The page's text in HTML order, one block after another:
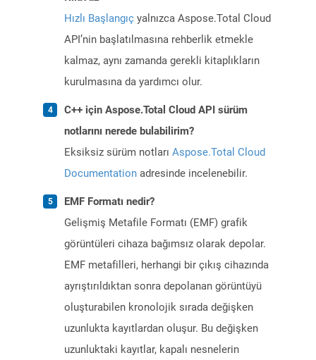
Hızlı Başlangıç yalnızca Aspose.Total Cloud
API’nin başlatılmasına rehberlik etmekle
kalmaz, aynı zamanda gerekli kitaplıkların
kurulmasına da yardımcı olur.
C++ için Aspose.Total Cloud API sürüm
notlarını nerede bulabilirim?
Eksiksiz sürüm notları Aspose.Total Cloud
Documentation adresinde incelenebilir.
EMF Formatı nedir?
Gelişmiş Metafile Formatı (EMF) grafik
görüntüleri cihaza bağımsız olarak depolar.
EMF metafilleri, herhangi bir çıkış cihazında
ayrıştırıldıktan sonra depolanan görüntüyü
oluşturabilen kronolojik sırada değişken
uzunlukta kayıtlardan oluşur. Bu değişken
uzunluktaki kayıtlar, kapalı nesnelerin